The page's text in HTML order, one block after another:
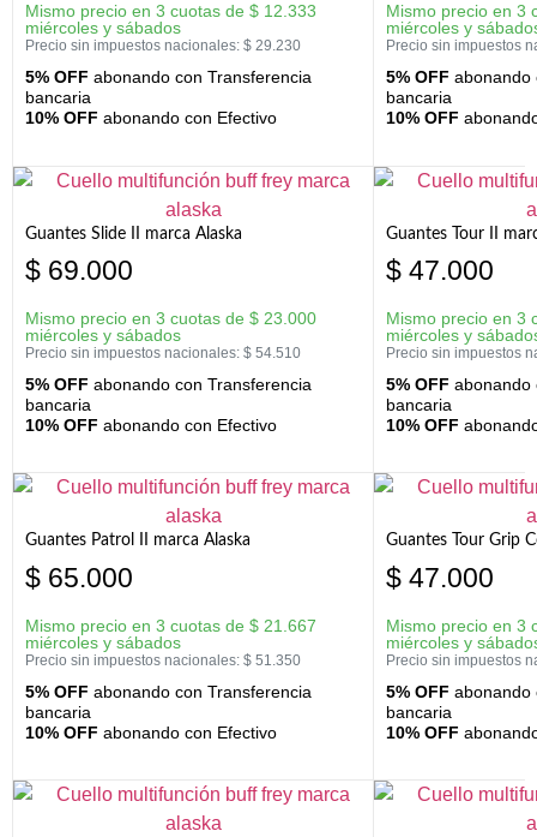
Mismo precio en 3 cuotas de $ 12.333
miércoles y sábados
Precio sin impuestos nacionales: $ 29.230
5% OFF abonando con Transferencia
bancaria
10% OFF abonando con Efectivo
Mismo precio en 3
miércoles y
Precio sin impuestos
5% OFF abonando
bancaria
10% OFF
Guantes Slide II marca Alaska
$ 69.000
Mismo precio en 3 cuotas de $ 23.000
miércoles y sábados
Precio sin impuestos nacionales: $ 54.510
5% OFF abonando con Transferencia
bancaria
10% OFF abonando con Efectivo
Guantes Tour II
$ 47.000
Mismo precio en 3
miércoles y
Precio sin impuestos
5% OFF abonando
bancaria
10% OFF
Guantes Patrol II marca Alaska
$ 65.000
Mismo precio en 3 cuotas de $ 21.667
miércoles y sábados
Precio sin impuestos nacionales: $ 51.350
5% OFF abonando con Transferencia
bancaria
10% OFF abonando con Efectivo
Guantes Tour Grip
$ 47.000
Mismo precio en 3
miércoles y
Precio sin impuestos
5% OFF abonando
bancaria
10% OFF